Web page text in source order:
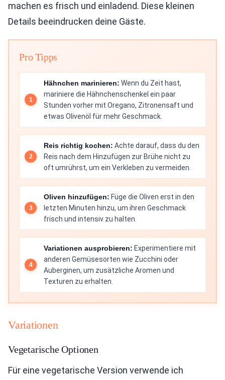
machen es frisch und einladend. Diese kleinen
Details beeindrucken deine Gäste.
Pro Tipps
Hähnchen marinieren: Wenn du Zeit hast,
mariniere die Hähnchenschenkel ein paar
Stunden vorher mit Oregano, Zitronensaft und
etwas Olivenöl für mehr Geschmack.
Reis richtig kochen: Achte darauf, dass du den
Reis nach dem Hinzufügen zur Brühe nicht zu
oft umrührst, um ein Verkleben zu vermeiden.
Oliven hinzufügen: Füge die Oliven erst in den
letzten Minuten hinzu, um ihren Geschmack
frisch und intensiv zu halten.
Variationen ausprobieren: Experimentiere mit
anderen Gemüsesorten wie Zucchini oder
Auberginen, um zusätzliche Aromen und
Texturen zu erhalten.
Variationen
Vegetarische Optionen
Für eine vegetarische Version verwende ich